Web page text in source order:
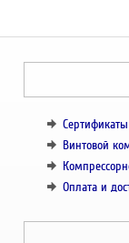
Сертификаты
Винтовой
Оплата и